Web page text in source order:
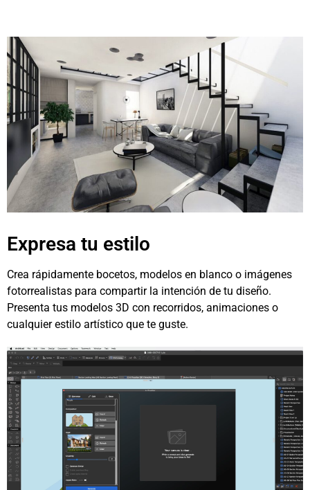
Expresa tu estilo
Crea rápidamente bocetos, modelos en blanco o imágenes
fotorrealistas para compartir la intención de tu diseño.
Presenta tus modelos 3D con recorridos, animaciones o
cualquier estilo artístico que te guste.